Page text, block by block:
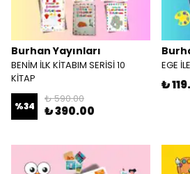
Burhan Yayınları
BENİM İLK KİTABIM SERİSİ 10
KİTAP
%34
₺ 590.00
₺ 390.00
EGE
₺